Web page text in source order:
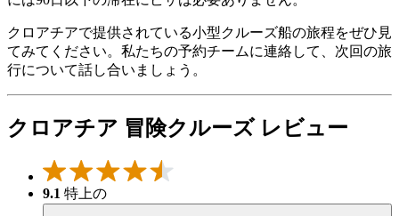
クロアチアで提供されている小型クルーズ船の旅程をぜひ見
てみてください。私たちの予約チームに連絡して、次回の旅
行について話し合いましょう。
クロアチア 冒険クルーズ レビュー
9.1 特上の